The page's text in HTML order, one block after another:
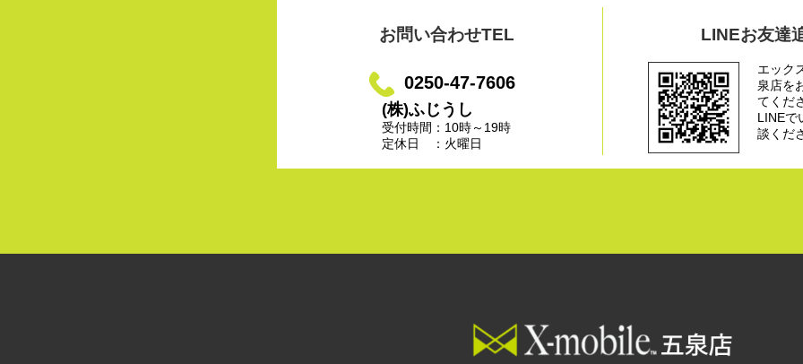
お問い合わせTEL
0250-47-7606
(株)ふじうし
受付時間：10時～19時
定休日 ：火曜日
LINEお友達
エック
泉店を
てくだ
LINEで
談くだ